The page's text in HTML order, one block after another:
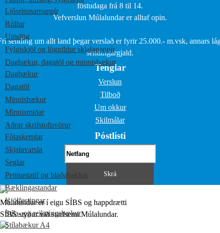
Ljósritunarpappír
Rúllur
Umslög
Fylgiskjöl og löggildur skjalapappír
Dagbækur, dagatöl og minnisbækur
Dagbækur
Dagatöl
Minnisbækur
Minnismiðar
Aðrar skrifstofuvörur
Fótaskemlar
Skjalavarsla
Seglar
Pennastatíf og blaðabakkar
Bæklingastandar
Kjölfestingar
Stíla- og reikningsbækur
Stílabækur A4
föstudaga frá 8 til 14.
Vefverslun Múlalundar er alltaf opin.
sending um allt land þegar verslað er fyrir 25.000.- m.vsk, annars
sendingargjald.
Tenglar
Verslun
Tilboð
Um okkur
Skilmálar
Póstlisti
Múlalundur er í eigu SÍBS og happdrætti
SÍBS styður við starfsemi Múlalundar.